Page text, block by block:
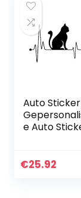
Auto Sticker
e Auto
Styling Stick
€25.92